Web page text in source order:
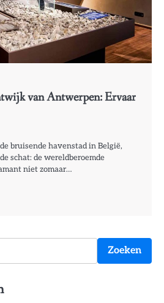
van Antwerpen: Ervaar
bruisende havenstad in België,
schat: de wereldberoemde
niet zomaar…
Zoeken